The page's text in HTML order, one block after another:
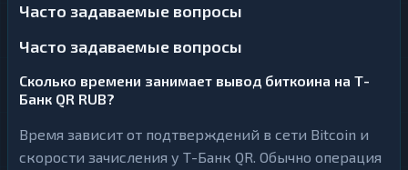
Часто задаваемые вопросы
Часто задаваемые вопросы
Сколько времени занимает вывод биткоина на Т-
Банк QR RUB?
Время зависит от подтверждений в сети Bitcoin и
скорости зачисления у Т-Банк QR. Обычно операция